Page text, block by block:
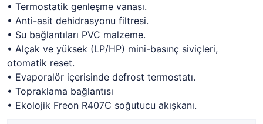
• Termostatik genleşme vanası.
• Anti-asit dehidrasyonu filtresi.
• Su bağlantıları PVC malzeme.
• Alçak ve yüksek (LP/HP) mini-basınç siviçleri,
otomatik reset.
• Evaporalör içerisinde defrost termostatı.
• Topraklama bağlantısı
• Ekolojik Freon R407C soğutucu akışkanı.